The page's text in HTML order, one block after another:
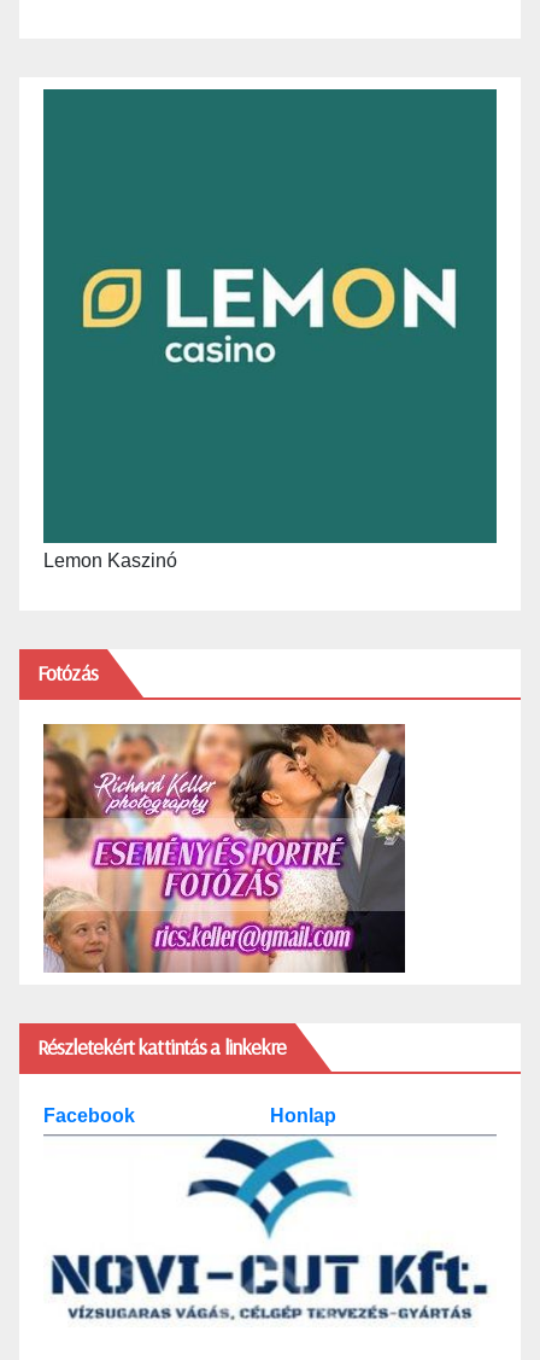
Lemon Kaszinó
Fotózás
Részletekért kattintás a linkekre
Facebook Honlap